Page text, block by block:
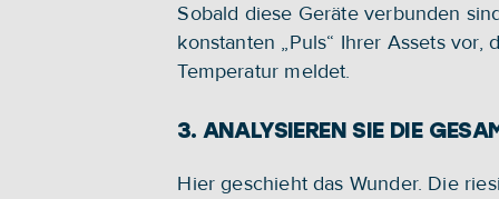
Sobald diese Geräte verbunden
konstanten „Puls“ Ihrer Assets
Temperatur meldet.
3. ANALYSIEREN SIE DIE
Hier geschieht das Wunder. Die